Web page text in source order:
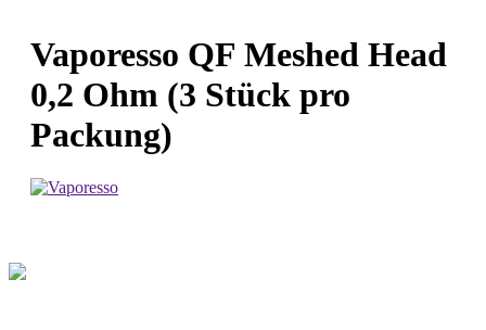
Vaporesso QF Meshed Head
0,2 Ohm (3 Stück pro
Packung)